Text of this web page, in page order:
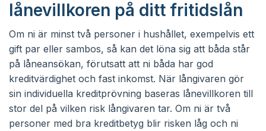
lånevillkoren på ditt fritidslån
Om ni är minst två personer i hushållet, exempelvis ett
gift par eller sambos, så kan det löna sig att båda står
på låneansökan, förutsatt att ni båda har god
kreditvärdighet och fast inkomst. När långivaren gör
sin individuella kreditprövning baseras lånevillkoren till
stor del på vilken risk långivaren tar. Om ni är två
personer med bra kreditbetyg blir risken låg och ni